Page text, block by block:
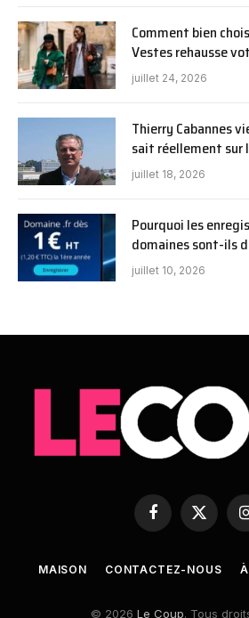
Comment bien
Vestes rehausse
juillet 24, 2026
Thierry Cabannes
sait réellement sur
juillet 18, 2026
Pourquoi les
domaines sont-ils
juillet 10, 2026
Facebook
X
(Twitter)
MAISON CONTACTEZ-NOUS
© 2026 Le Coup. Tous